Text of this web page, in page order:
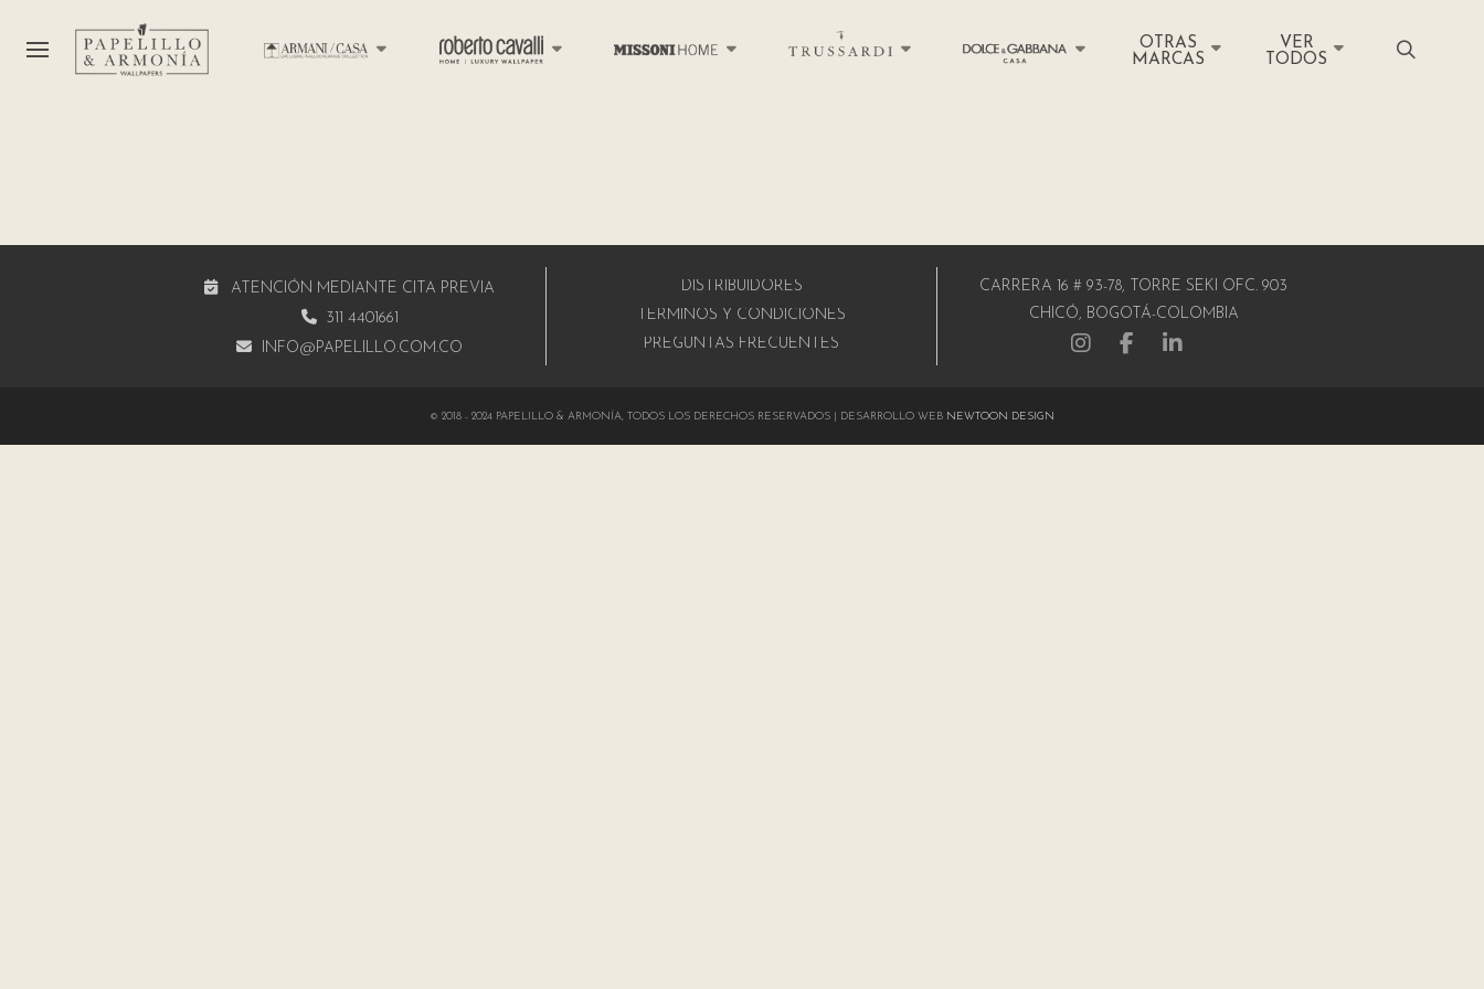
OTRAS
MARCAS
VER
TODOS
ATENCIÓN MEDIANTE CITA PREVIA
311 4401661
INFO@PAPELILLO.COM.CO
DISTRIBUIDORES
TÉRMINOS Y CONDICIONES
PREGUNTAS FRECUENTES
CARRERA 16 # 93-78, TORRE SEKI OFC. 903
CHICÓ, BOGOTÁ-COLOMBIA
© 2018 - 2024 PAPELILLO & ARMONÍA, TODOS LOS DERECHOS RESERVADOS | DESARROLLO WEB NEWTOON DESIGN